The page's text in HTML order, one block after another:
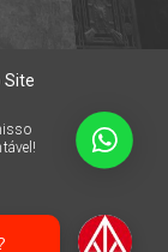
Site